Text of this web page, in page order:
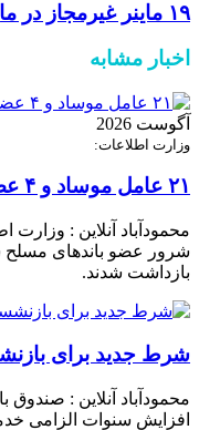
۱۹ ماینر غیرمجاز در مازندران از مدار خارج شد
اخبار مشابه
آگوست 2026
وزارت اطلاعات:
۲۱ عامل موساد و ۴ عضو باند‌های مسلح بازداشت شدند
شرور عضو باند‌های
بازداشت شدند.
شرط جدید برای
محمودآباد آنلاین :
افزایش سنوات الزامی